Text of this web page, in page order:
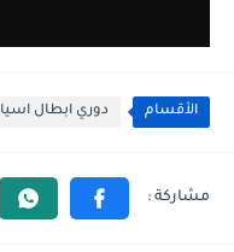
الأقسام دوري ابطال اسيا 2023/2024